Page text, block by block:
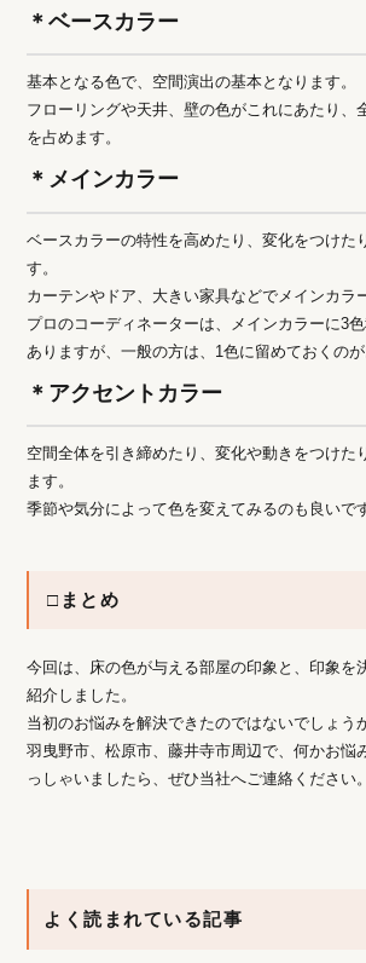
＊ベースカラー
基本となる色で、空間演出の基本となります。
フローリングや天井、壁の色がこれにあたり、
を占めます。
＊メインカラー
ベースカラーの特性を高めたり、変化をつけた
す。
カーテンやドア、大きい家具などでメインカラ
プロのコーディネーターは、メインカラーに3
ありますが、一般の方は、1色に留めておくのが
＊アクセントカラー
空間全体を引き締めたり、変化や動きをつけた
ます。
季節や気分によって色を変えてみるのも良いで
□まとめ
今回は、床の色が与える部屋の印象と、印象を
紹介しました。
当初のお悩みを解決できたのではないでしょう
羽曳野市、松原市、藤井寺市周辺で、何かお悩
っしゃいましたら、ぜひ当社へご連絡ください。
よく読まれている記事